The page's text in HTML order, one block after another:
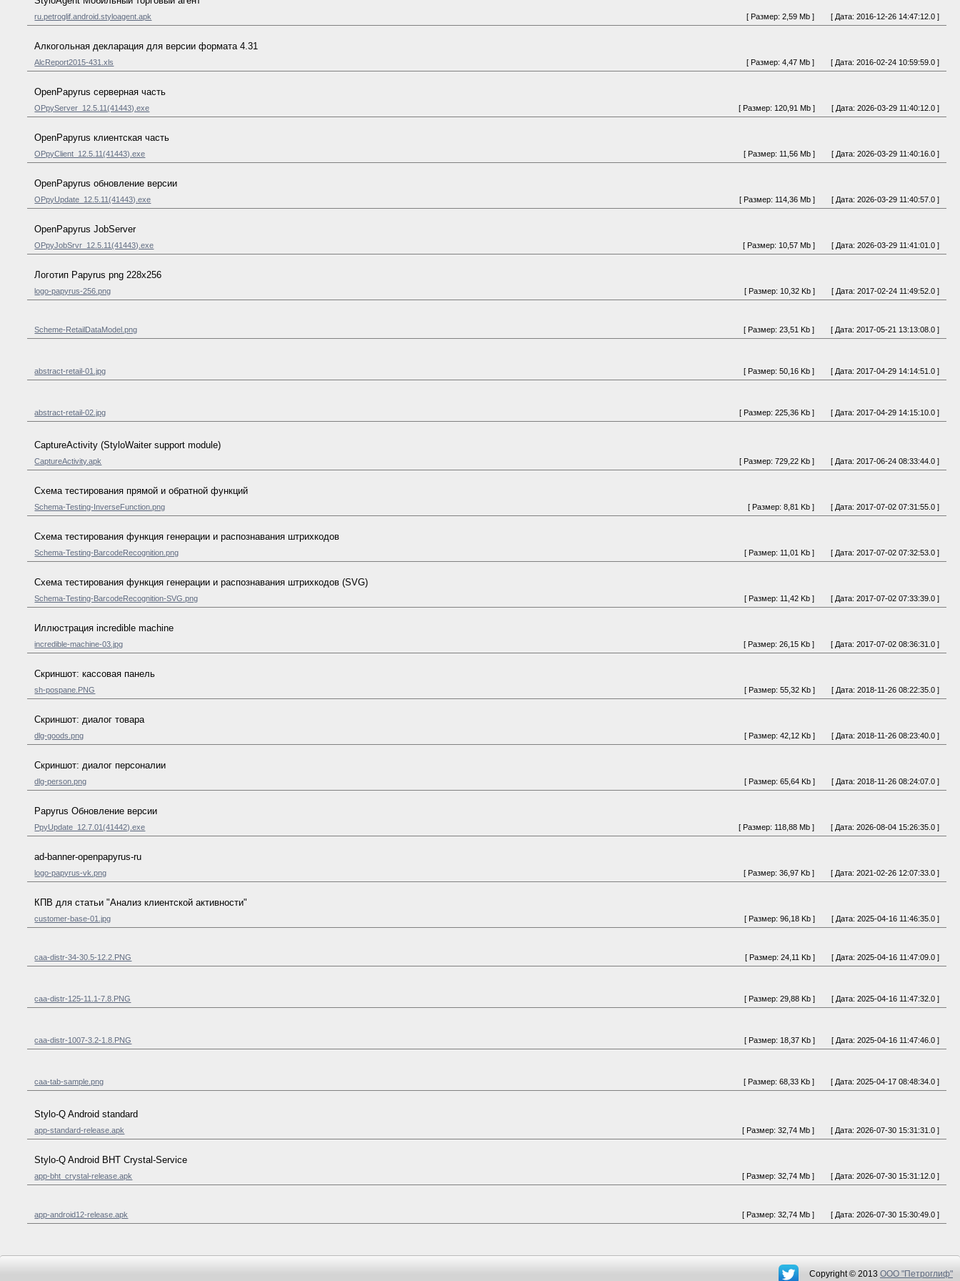
ru.petroglif.android.styloagent.apk [ Дата: 2016-12-26 14:47:12.0 ]
[ Размер: 2,59 Mb ]
Алкогольная декларация для версии формата 4.31
AlcReport2015-431.xls [ Дата: 2016-02-24 10:59:59.0 ]
[ Размер: 4,47 Mb ]
OpenPapyrus серверная часть
OPpyServer_12.5.11(41443).exe [ Дата: 2026-03-29 11:40:12.0 ]
[ Размер: 120,91 Mb ]
OpenPapyrus клиентская часть
OPpyClient_12.5.11(41443).exe [ Дата: 2026-03-29 11:40:16.0 ]
[ Размер: 11,56 Mb ]
OpenPapyrus обновление версии
OPpyUpdate_12.5.11(41443).exe [ Дата: 2026-03-29 11:40:57.0 ]
[ Размер: 114,36 Mb ]
OpenPapyrus JobServer
OPpyJobSrvr_12.5.11(41443).exe [ Дата: 2026-03-29 11:41:01.0 ]
[ Размер: 10,57 Mb ]
Логотип Papyrus png 228x256
logo-papyrus-256.png [ Дата: 2017-02-24 11:49:52.0 ]
[ Размер: 10,32 Kb ]
Scheme-RetailDataModel.png [ Дата: 2017-05-21 13:13:08.0 ]
[ Размер: 23,51 Kb ]
abstract-retail-01.jpg [ Дата: 2017-04-29 14:14:51.0 ]
[ Размер: 50,16 Kb ]
abstract-retail-02.jpg [ Дата: 2017-04-29 14:15:10.0 ]
[ Размер: 225,36 Kb ]
CaptureActivity (StyloWaiter support module)
CaptureActivity.apk [ Дата: 2017-06-24 08:33:44.0 ]
[ Размер: 729,22 Kb ]
Схема тестирования прямой и обратной функций
Schema-Testing-InverseFunction.png [ Дата: 2017-07-02 07:31:55.0 ]
[ Размер: 8,81 Kb ]
Схема тестирования функция генерации и распознавания штрихкодов
Schema-Testing-BarcodeRecognition.png [ Дата: 2017-07-02 07:32:53.0 ]
[ Размер: 11,01 Kb ]
Схема тестирования функция генерации и распознавания штрихкодов (SVG)
Schema-Testing-BarcodeRecognition-SVG.png [ Дата: 2017-07-02 07:33:39.0 ]
[ Размер: 11,42 Kb ]
Иллюстрация incredible machine
incredible-machine-03.jpg [ Дата: 2017-07-02 08:36:31.0 ]
[ Размер: 26,15 Kb ]
Скриншот: кассовая панель
sh-pospane.PNG [ Дата: 2018-11-26 08:22:35.0 ]
[ Размер: 55,32 Kb ]
Скриншот: диалог товара
dlg-goods.png [ Дата: 2018-11-26 08:23:40.0 ]
[ Размер: 42,12 Kb ]
Скриншот: диалог персоналии
dlg-person.png [ Дата: 2018-11-26 08:24:07.0 ]
[ Размер: 65,64 Kb ]
Papyrus Обновление версии
PpyUpdate_12.7.01(41442).exe [ Дата: 2026-08-04 15:26:35.0 ]
[ Размер: 118,88 Mb ]
ad-banner-openpapyrus-ru
logo-papyrus-vk.png [ Дата: 2021-02-26 12:07:33.0 ]
[ Размер: 36,97 Kb ]
КПВ для статьи "Анализ клиентской активности"
customer-base-01.jpg [ Дата: 2025-04-16 11:46:35.0 ]
[ Размер: 96,18 Kb ]
caa-distr-34-30.5-12.2.PNG [ Дата: 2025-04-16 11:47:09.0 ]
[ Размер: 24,11 Kb ]
caa-distr-125-11.1-7.8.PNG [ Дата: 2025-04-16 11:47:32.0 ]
[ Размер: 29,88 Kb ]
caa-distr-1007-3.2-1.8.PNG [ Дата: 2025-04-16 11:47:46.0 ]
[ Размер: 18,37 Kb ]
caa-tab-sample.png [ Дата: 2025-04-17 08:48:34.0 ]
[ Размер: 68,33 Kb ]
Stylo-Q Android standard
app-standard-release.apk [ Дата: 2026-07-30 15:31:31.0 ]
[ Размер: 32,74 Mb ]
Stylo-Q Android BHT Crystal-Service
app-bht_crystal-release.apk [ Дата: 2026-07-30 15:31:12.0 ]
[ Размер: 32,74 Mb ]
app-android12-release.apk [ Дата: 2026-07-30 15:30:49.0 ]
[ Размер: 32,74 Mb ]
Copyright © 2013 OOO "Петроглиф"